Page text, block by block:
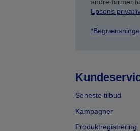
andre former
Epsons
Seneste tilbud
Kampagner
Produktregistrering